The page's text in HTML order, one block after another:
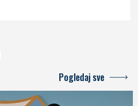
Pogledaj sve